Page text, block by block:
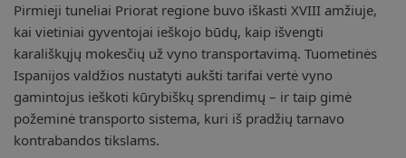
Pirmieji tuneliai Priorat regione buvo iškasti XVIII amžiuje,
kai vietiniai gyventojai ieškojo būdų, kaip išvengti
karališkųjų mokesčių už vyno transportavimą. Tuometinės
Ispanijos valdžios nustatyti aukšti tarifai vertė vyno
gamintojus ieškoti kūrybiškų sprendimų – ir taip gimė
požeminė transporto sistema, kuri iš pradžių tarnavo
kontrabandos tikslams.